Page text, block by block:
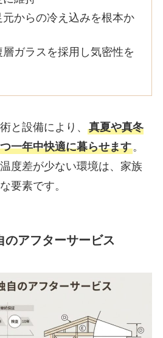
からの冷え込みを根本か
ガラスを採用し気密性を
と設備により、 真夏や真冬
一年中快適に暮らせます。
度差が少ない環境は、家族
要素です。
のアフターサービス